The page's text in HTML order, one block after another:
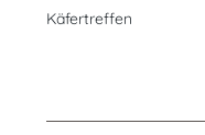
Käfertreffen